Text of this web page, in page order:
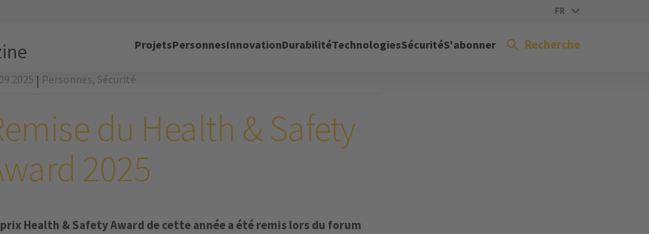
FR
ProjetsPersonnesInnovationDurabilitéTechnologiesSécuritéS'abonner Recherche
| Personnes, Sécurité
du Health & Safety
2025
Health & Safety Award de cette année a été remis lors du forum